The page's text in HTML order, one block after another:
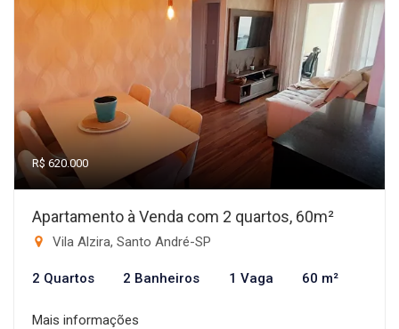
R$ 620.000
Apartamento à Venda com 2 quartos, 60m²
Vila Alzira, Santo André-SP
2 Quartos 2 Banheiros 1 Vaga 60 m²
Mais informações